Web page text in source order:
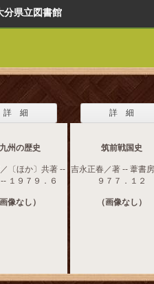
県立図書館
詳 細
州の歴史
〔ほか〕共著 --
１９７９．６
画像なし）
詳 細
筑前戦国史
吉永正春／著 -- 葦書
９７７．１２
（画像なし）